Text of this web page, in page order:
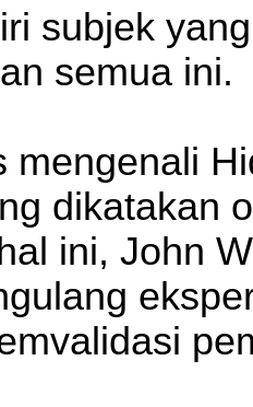
subjek
semua ini.
mengenali
dikatakan
ini, John